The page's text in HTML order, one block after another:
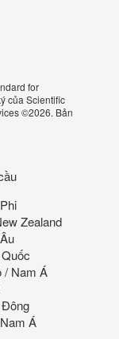
for
của Scientific
©2026. Bản
Zealand
/ Nam Á
Á